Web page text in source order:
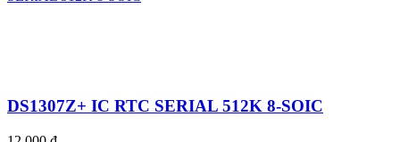
DS1307Z+ IC RTC SERIAL 512K 8-SOIC